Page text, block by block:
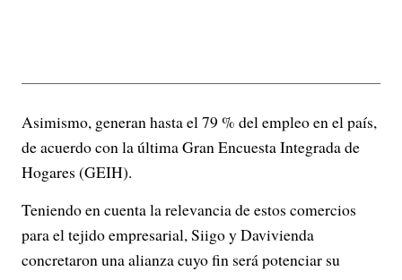
Asimismo, generan hasta el 79 % del empleo en el país,
de acuerdo con la última Gran Encuesta Integrada de
Hogares (GEIH).
Teniendo en cuenta la relevancia de estos comercios
para el tejido empresarial, Siigo y Davivienda
concretaron una alianza cuyo fin será potenciar su